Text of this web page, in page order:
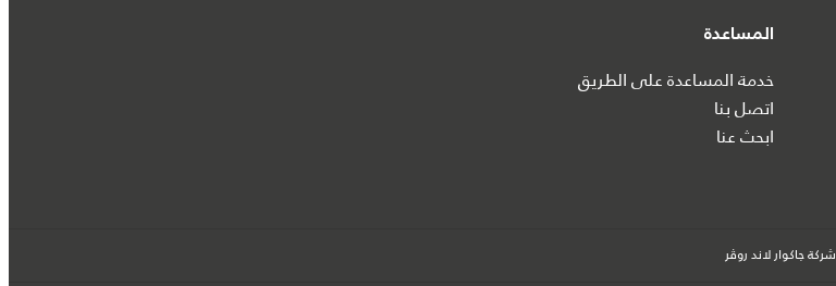
المساعدة
خدمة المساعدة على الطريق
اتصل بنا
ابحث عنا
شركة جاكوار لاند روڤر